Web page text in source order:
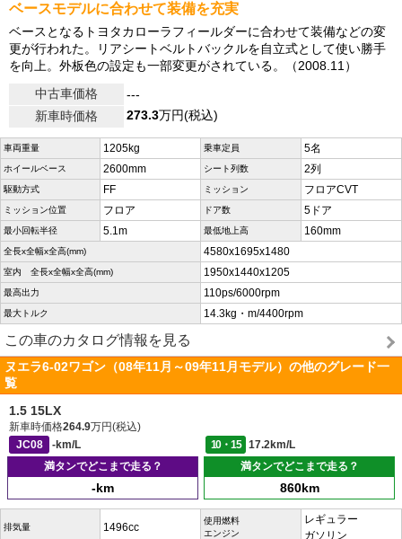
ベースモデルに合わせて装備を充実
ベースとなるトヨタカローラフィールダーに合わせて装備などの変
更が行われた。リアシートベルトバックルを自立式として使い勝手
を向上。外板色の設定も一部変更がされている。（2008.11）
中古車価格
---
新車時価格
273.3万円(税込)
車両重量 1205kg 乗車定員 5名
ホイールベース 2600mm シート列数 2列
駆動方式 FF ミッション フロアCVT
ミッション位置 フロア ドア数 5ドア
最小回転半径 5.1m 最低地上高 160mm
全長x全幅x全高(mm) 4580x1695x1480
室内 全長x全幅x全高(mm) 1950x1440x1205
最高出力 110ps/6000rpm
最大トルク 14.3kg・m/4400rpm
この車のカタログ情報を見る
ヌエラ6-02ワゴン（08年11月～09年11月モデル）の他のグレード一
覧
1.5 15LX
新車時価格264.9万円(税込)
JC08
-km/L 10・15
17.2km/L
満タンでどこまで走る？
-km
満タンでどこまで走る？
860km
排気量 1496cc
使用燃料
エンジン
レギュラー
ガソリン